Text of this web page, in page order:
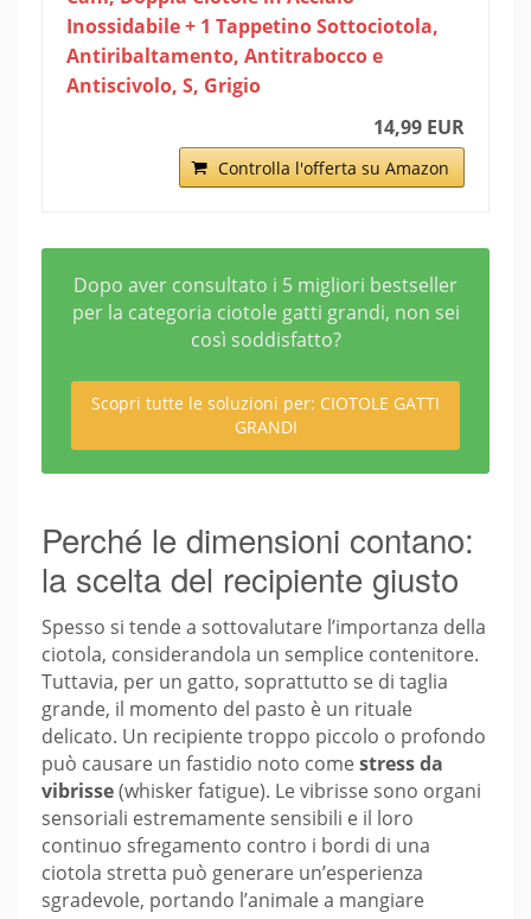
Inossidabile + 1 Tappetino Sottociotola,
Antiribaltamento, Antitrabocco e
Antiscivolo, S, Grigio
14,99 EUR
Controlla l'offerta su Amazon
Dopo aver consultato i 5 migliori bestseller
per la categoria ciotole gatti grandi, non sei
così soddisfatto?
Scopri tutte le soluzioni per: CIOTOLE GATTI
GRANDI
Perché le dimensioni contano:
la scelta del recipiente giusto
Spesso si tende a sottovalutare l’importanza della
ciotola, considerandola un semplice contenitore.
Tuttavia, per un gatto, soprattutto se di taglia
grande, il momento del pasto è un rituale
delicato. Un recipiente troppo piccolo o profondo
può causare un fastidio noto comestress da
vibrisse(whisker fatigue). Le vibrisse sono organi
sensoriali estremamente sensibili e il loro
continuo sfregamento contro i bordi di una
ciotola stretta può generare un’esperienza
sgradevole, portando l’animale a mangiare